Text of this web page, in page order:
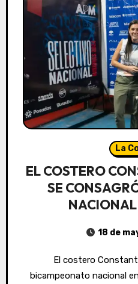
La
EL COSTERO
SE
18 de
El costero Constantino Leiva obtuvo el
bicampeonato nacional